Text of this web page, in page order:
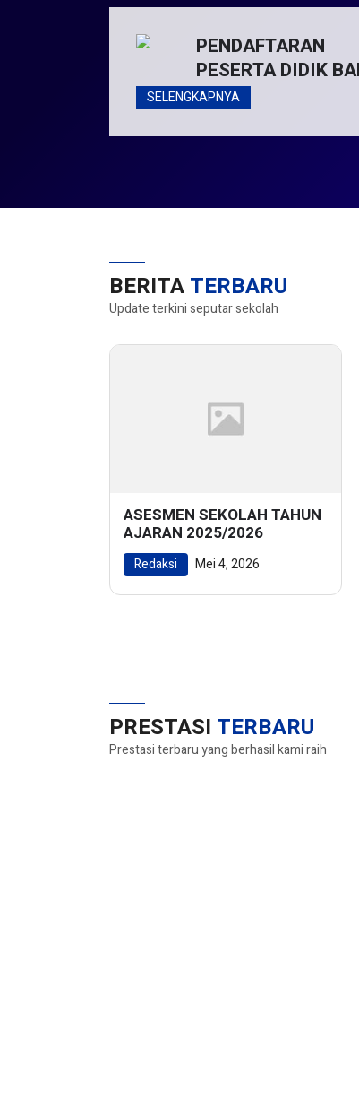
PENDAFTARAN
PESERTA DIDIK
SELENGKAPNYA
BERITA TERBARU
Update terkini seputar sekolah
ASESMEN SEKOLAH TAHUN
AJARAN 2025/2026
Redaksi Mei 4, 2026
PRESTASI TERBARU
Prestasi terbaru yang berhasil kami raih